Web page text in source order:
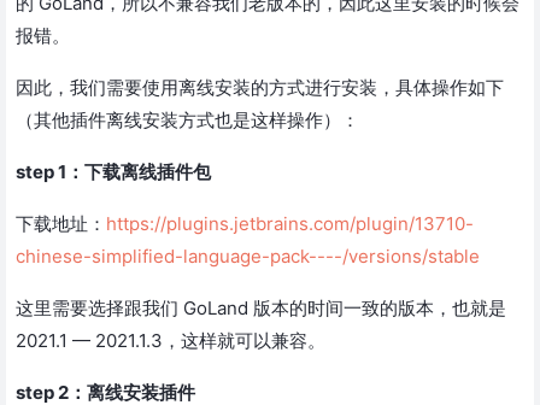
报错。
因此，我们需要使用离线安装的方式进行安装，具体操作如下
（其他插件离线安装方式也是这样操作）：
step 1：下载离线插件包
下载地址： https://plugins.jetbrains.com/plugin/13710-
chinese-simplified-language-pack----/versions/stable
这里需要选择跟我们 GoLand 版本的时间一致的版本，也就是
2021.1 — 2021.1.3，这样就可以兼容。
step 2：离线安装插件